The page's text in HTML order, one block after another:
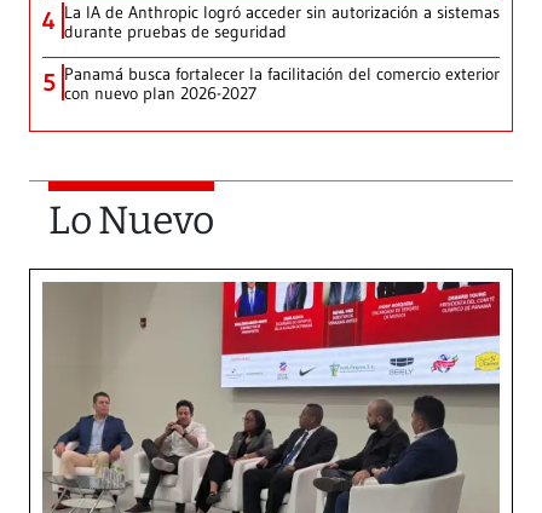
4 La IA de Anthropic logró acceder sin autorización a sistemas
durante pruebas de seguridad
5 Panamá busca fortalecer la facilitación del comercio exterior
con nuevo plan 2026-2027
Lo Nuevo